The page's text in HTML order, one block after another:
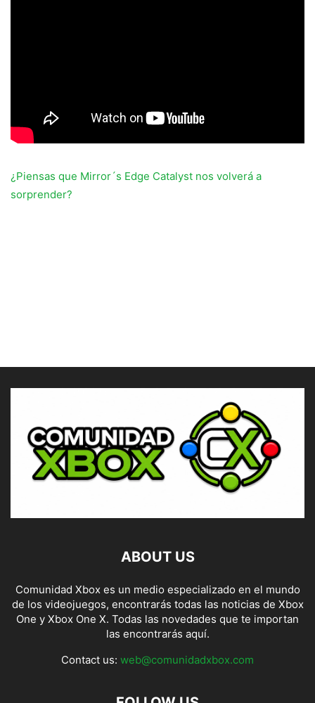
¿Piensas que Mirror´s Edge Catalyst nos volverá a
sorprender?
ABOUT US
Comunidad Xbox es un medio especializado en el mundo
de los videojuegos, encontrarás todas las noticias de Xbox
One y Xbox One X. Todas las novedades que te importan
las encontrarás aquí.
Contact us: web@comunidadxbox.com